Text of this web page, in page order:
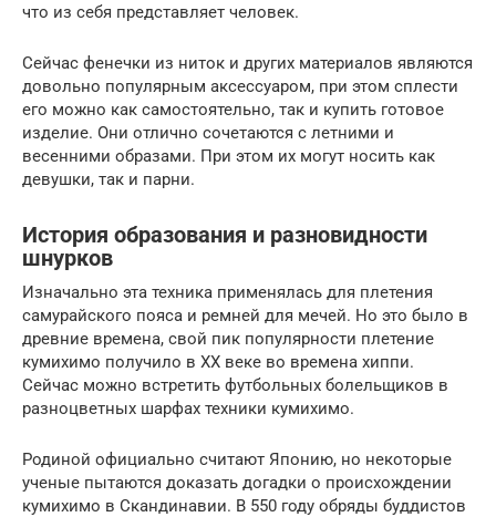
что из себя представляет человек.
Сейчас фенечки из ниток и других материалов являются
довольно популярным аксессуаром, при этом сплести
его можно как самостоятельно, так и купить готовое
изделие. Они отлично сочетаются с летними и
весенними образами. При этом их могут носить как
девушки, так и парни.
История образования и разновидности
шнурков
Изначально эта техника применялась для плетения
самурайского пояса и ремней для мечей. Но это было в
древние времена, свой пик популярности плетение
кумихимо получило в XX веке во времена хиппи.
Сейчас можно встретить футбольных болельщиков в
разноцветных шарфах техники кумихимо.
Родиной официально считают Японию, но некоторые
ученые пытаются доказать догадки о происхождении
кумихимо в Скандинавии. В 550 году обряды буддистов